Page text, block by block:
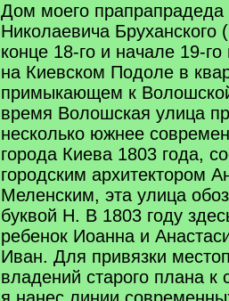
Дом моего
Николаевича Бруханского
конце 18-го и начале 19-
на Киевском Подоле в
примыкающем к
время Волошская улица
несколько южнее
города Киева 1803 года,
городским архитектором
Меленским, эта улица
буквой H. В 1803 году
ребенок Иоанна и
Иван. Для привязки
владений старого плана к